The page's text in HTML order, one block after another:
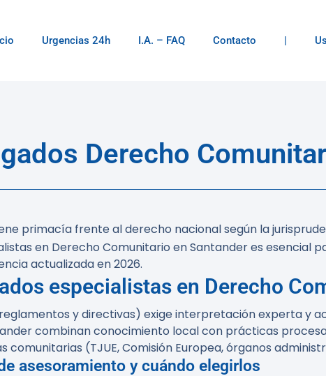
Urgencias 24h I.A. – FAQ Contacto |
Derecho
primacía frente al derecho nacional según la
en Derecho Comunitario en Santander es esencial
actualizada en 2026.
especialistas en Derecho
y directivas) exige interpretación experta y
combinan conocimiento local con prácticas
comunitarias (TJUE, Comisión Europea, órganos
asesoramiento y cuándo elegirlos